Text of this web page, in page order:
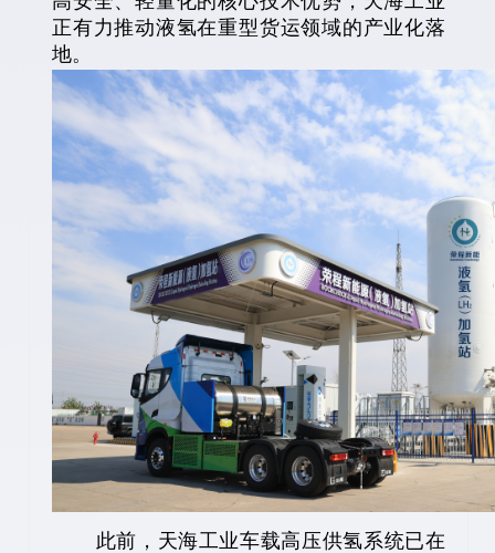
正有力推动液氢在重型货运领域的产业化落
地。
此前，天海工业车载高压供氢系统已在